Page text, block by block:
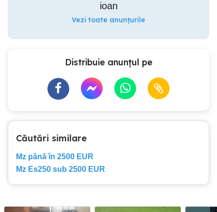
ioan
Vezi toate anunțurile
Distribuie anunțul pe
Căutări similare
Mz până în 2500 EUR
Mz Es250 sub 2500 EUR